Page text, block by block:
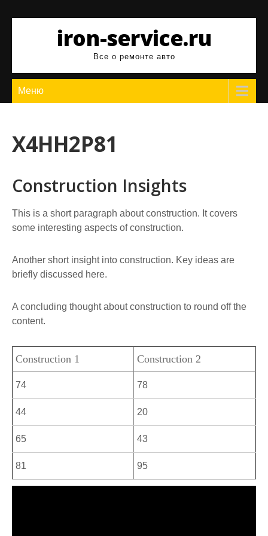
содержимомуiron-service.ru
Все о ремонте авто
Меню
X4HH2P81
Construction Insights
This is a short paragraph about construction. It covers
some interesting aspects of construction.
Another short insight into construction. Key ideas are
briefly discussed here.
A concluding thought about construction to round off the
content.
Construction 1 Construction 2
74 78
44 20
65 43
81 95